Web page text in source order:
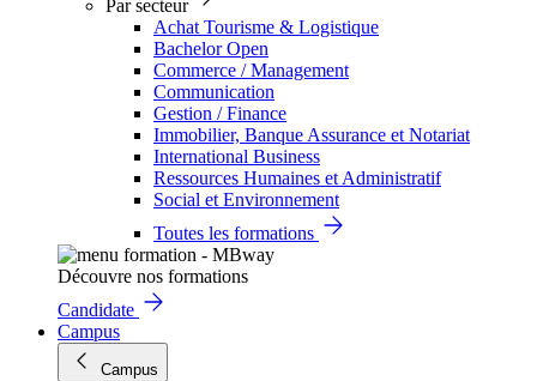
Par secteur
Achat Tourisme & Logistique
Bachelor Open
Commerce / Management
Communication
Gestion / Finance
Immobilier, Banque Assurance et Notariat
International Business
Ressources Humaines et Administratif
Social et Environnement
Toutes les formations
Découvre nos formations
Candidate
Campus
Campus